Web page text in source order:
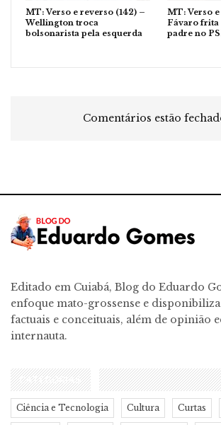
MT: Verso e reverso (142) –
Wellington troca
bolsonarista pela esquerda
MT: Verso e
Fávaro frita
padre no
Comentários estão
Editado em Cuiabá, Blog do Eduardo
enfoque mato-grossense e
factuais e conceituais, além de opinião
internauta.
CATEGORIAS
Ciência e Tecnologia Cultura Curtas